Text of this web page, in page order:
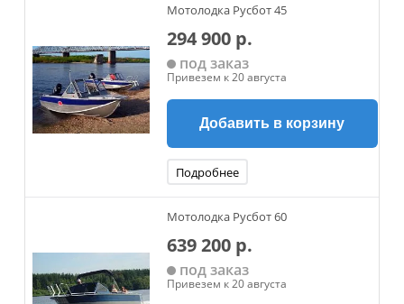
Мотолодка Русбот 45
294 900 р.
под заказ
Привезем к 20 августа
Добавить в корзину
Подробнее
Мотолодка Русбот 60
639 200 р.
под заказ
Привезем к 20 августа